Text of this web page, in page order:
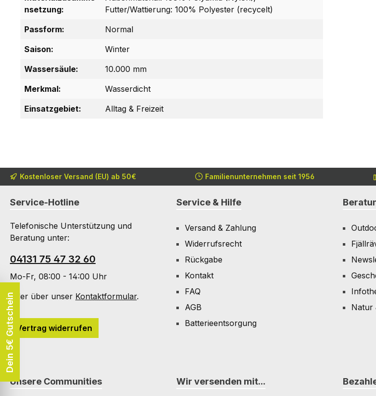
nsetzung:
Futter/Wattierung: 100% Polyester (recycelt)
Passform:
Normal
Saison:
Winter
Wassersäule:
10.000 mm
Merkmal:
Wasserdicht
Einsatzgebiet:
Alltag & Freizeit
Kostenloser Versand (EU) ab 50€ Familienunternehmen seit 1956
Service-Hotline
Telefonische Unterstützung und
Beratung unter:
04131 75 47 32 60
Mo-Fr, 08:00 - 14:00 Uhr
Oder über unser Kontaktformular.
Vertrag widerrufen
Service & Hilfe
Versand & Zahlung
Widerrufsrecht
Rückgabe
Kontakt
FAQ
AGB
Batterieentsorgung
Natur
Unsere Communities Wir versenden mit...
Dein 5€ Gutschein